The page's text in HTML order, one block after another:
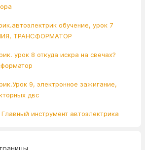
обучение, урок 7
ТРАНСФОРМАТОР
урок 8 откуда искра на свечах?
9, электронное зажигание,
двс
инструмент автоэлектрика